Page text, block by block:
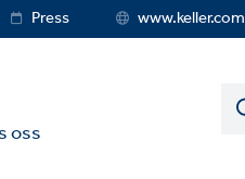
Press www.keller.com
oss